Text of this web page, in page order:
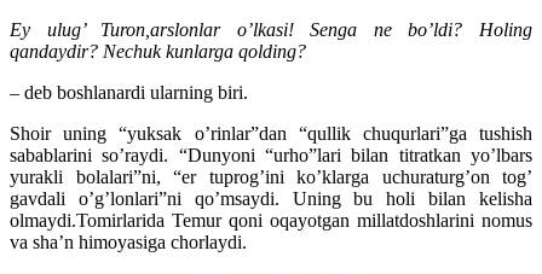
Ey ulug’ Turon,arslonlar o’lkasi! Senga ne bo’ldi? Holing
qandaydir? Nechuk kunlarga qolding?
– deb boshlanardi ularning biri.
Shoir uning “yuksak o’rinlar”dan “qullik chuqurlari”ga tushish
sabablarini so’raydi. “Dunyoni “urho”lari bilan titratkan yo’lbars
yurakli bolalari”ni, “er tuprog’ini ko’klarga uchuraturg’on tog’
gavdali o’g’lonlari”ni qo’msaydi. Uning bu holi bilan kelisha
olmaydi.Tomirlarida Temur qoni oqayotgan millatdoshlarini nomus
va sha’n himoyasiga chorlaydi.